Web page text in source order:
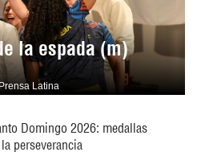
la espada (m)
Latina
Domingo 2026: medallas
perseverancia